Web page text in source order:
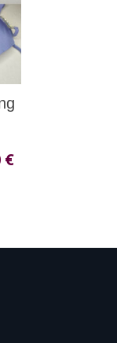
€Plage
à